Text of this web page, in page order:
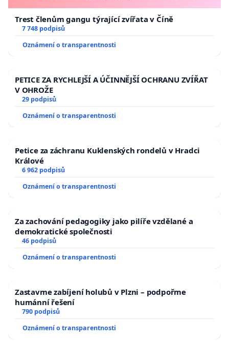
Trest členům gangu týrající zvířata v Číně
7 748 podpisů
Oznámení o transparentnosti
PETICE ZA RYCHLEJŠÍ A ÚČINNĚJŠÍ OCHRANU ZVÍŘAT
V OHROŽE
29 podpisů
Oznámení o transparentnosti
Petice za záchranu Kuklenských rondelů v Hradci
Králové
6 962 podpisů
Oznámení o transparentnosti
Za zachování pedagogiky jako pilíře vzdělané a
demokratické společnosti
46 podpisů
Oznámení o transparentnosti
Zastavme zabíjení holubů v Plzni – podpořme
humánní řešení
790 podpisů
Oznámení o transparentnosti